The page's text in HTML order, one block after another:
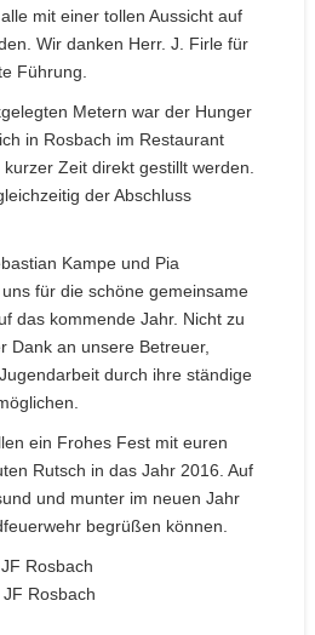
mit einer tollen Aussicht auf
Wir danken Herr. J. Firle für
Führung.
Metern war der Hunger
in Rosbach im Restaurant
kurzer Zeit direkt gestillt werden.
der Abschluss
Kampe und Pia
für die schöne gemeinsame
das kommende Jahr. Nicht zu
Dank an unsere Betreuer,
durch ihre ständige
ein Frohes Fest mit euren
Rutsch in das Jahr 2016. Auf
und munter im neuen Jahr
begrüßen können.
Rosbach
Rosbach